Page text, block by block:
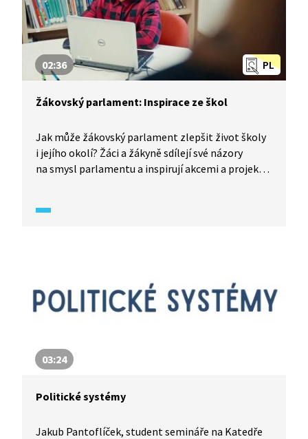
Knihovny Václava Havla, která provází životem
Václava Havla a bojem Československa za lidská
práva.
PL
02:36
Žákovský parlament: Inspirace ze škol
Jak může žákovský parlament zlepšit život školy
i jejího okolí? Žáci a žákyně sdílejí své názory
na smysl parlamentu a inspirují akcemi a projekty,
Žákovský parlament je jednou z možností, jak
03:24
Politické systémy
Jakub Pantoflíček, student semináře na Katedře